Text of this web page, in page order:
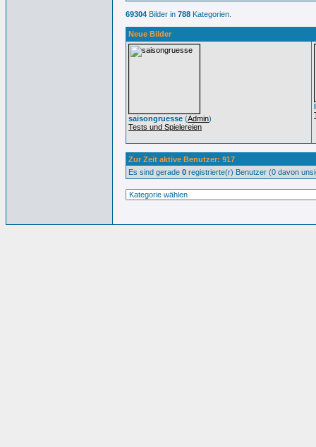
69304 Bilder in 788 Kategorien.
Neue Bilder
saisongruesse (Admin)
Tests und Spielereien
Zur Zeit aktive Benutzer: 917
Es sind gerade 0 registrierte(r) Benutzer (0 davon